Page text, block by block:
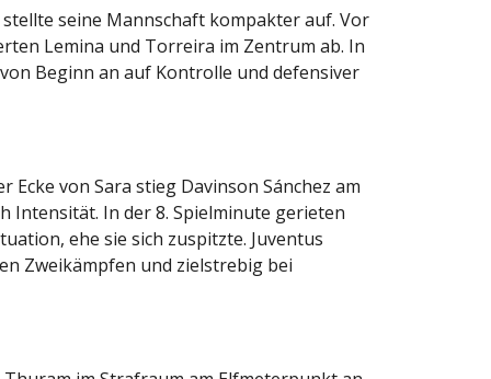
seine Mannschaft kompakter auf. Vor
Lemina und Torreira im Zentrum ab. In
Beginn an auf Kontrolle und defensiver
von Sara stieg Davinson Sánchez am
Intensität. In der 8. Spielminute gerieten
ehe sie sich zuspitzte. Juventus
Zweikämpfen und zielstrebig bei